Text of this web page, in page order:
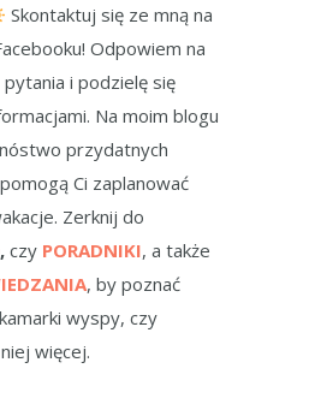
Skontaktuj się ze mną na
Odpowiem na
i podzielę się
Na moim blogu
przydatnych
Ci zaplanować
Zerknij do
, czy PORADNIKI, a także
, by poznać
wyspy, czy
więcej.